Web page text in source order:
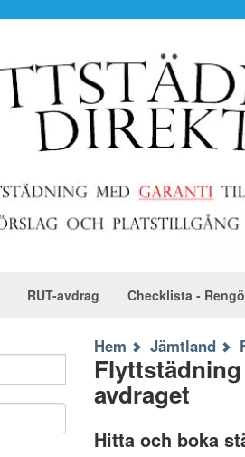
RUT-avdrag Checklista -
Hem Jämtland
Flyttstädning
avdraget
Hitta och boka